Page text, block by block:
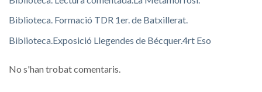
Biblioteca. Formació TDR 1er. de Batxillerat.
Biblioteca.Exposició Llegendes de Bécquer.4rt Eso
No s'han trobat comentaris.